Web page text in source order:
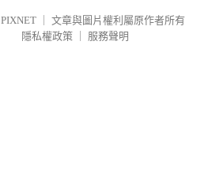
PIXNET
文章與圖片權利屬原作者所有
隱私權政策
服務聲明